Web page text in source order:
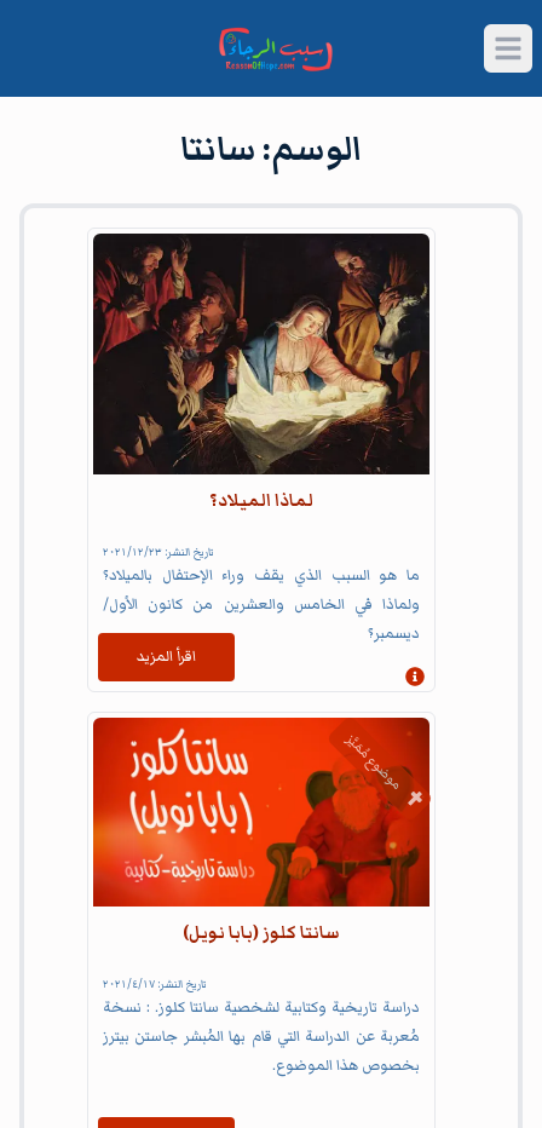
Open main menu
الوسم:سانتا
Articles
لماذا الميلاد؟
تاريخ النشر: ٢٣‏/١٢‏/٢٠٢١
ما هو السبب الذي يقف وراء الإحتفال بالميلاد؟
ولماذا في الخامس والعشرين من كانون الأول/
ديسمبر؟
إظهار المعلومات
اقرأ المزيد
موضوع مُمَيَّز
سانتا كلوز (بابا نويل)
تاريخ النشر: ١٧‏/٤‏/٢٠٢١
دراسة تاريخية وكتابية لشخصية سانتا كلوز. : نسخة
مُعربة عن الدراسة التي قام بها المُبشر جاستن بيترز
بخصوص هذا الموضوع.